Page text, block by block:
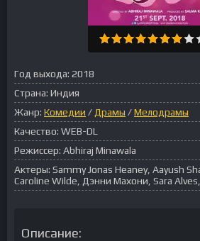
Год выхода: 2018
Страна: Индия
Жанр: Комедии / Драмы /Мелодрамы
Качество: WEB-DL
Режиссер: Abhiraj Minawala
Актеры: Sammy Jonas Heaney, Aayush
Caroline Wilde, Дэнни Махони, Sara
Описание: